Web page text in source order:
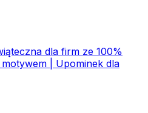
dla firm ze 100%
| Upominek dla